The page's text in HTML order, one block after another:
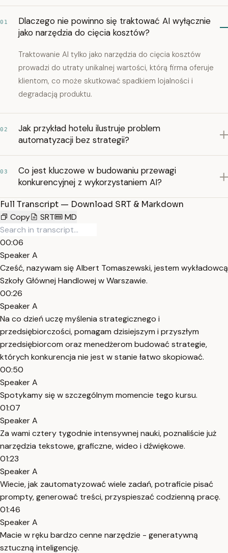
01
Dlaczego nie powinno się traktować AI wyłącznie
jako narzędzia do cięcia kosztów?
Traktowanie AI tylko jako narzędzia do cięcia kosztów
prowadzi do utraty unikalnej wartości, którą firma oferuje
klientom, co może skutkować spadkiem lojalności i
degradacją produktu.
02
Jak przykład hotelu ilustruje problem
automatyzacji bez strategii?
03
Co jest kluczowe w budowaniu przewagi
konkurencyjnej z wykorzystaniem AI?
Full Transcript — Download SRT & Markdown
Copy
SRT MD
00:06
Speaker A
Cześć, nazywam się Albert Tomaszewski, jestem wykładowcą
Szkoły Głównej Handlowej w Warszawie.
00:26
Speaker A
Na co dzień uczę myślenia strategicznego i
przedsiębiorczości, pomagam dzisiejszym i przyszłym
przedsiębiorcom oraz menedżerom budować strategie,
których konkurencja nie jest w stanie łatwo skopiować.
00:50
Speaker A
Spotykamy się w szczególnym momencie tego kursu.
01:07
Speaker A
Za wami cztery tygodnie intensywnej nauki, poznaliście już
narzędzia tekstowe, graficzne, wideo i dźwiękowe.
01:23
Speaker A
Wiecie, jak zautomatyzować wiele zadań, potraficie pisać
prompty, generować treści, przyspieszać codzienną pracę.
01:46
Speaker A
Macie w ręku bardzo cenne narzędzie - generatywną
sztuczną inteligencję.